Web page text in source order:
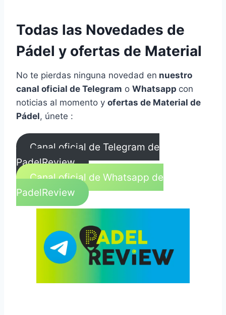
Todas las Novedades de
Pádel y ofertas de Material
No te pierdas ninguna novedad en nuestro
canal oficial de Telegram o Whatsapp con
noticias al momento y ofertas de Material de
Pádel, únete :
Canal oficial de Telegram de
PadelReview
Canal oficial de Whatsapp de
PadelReview